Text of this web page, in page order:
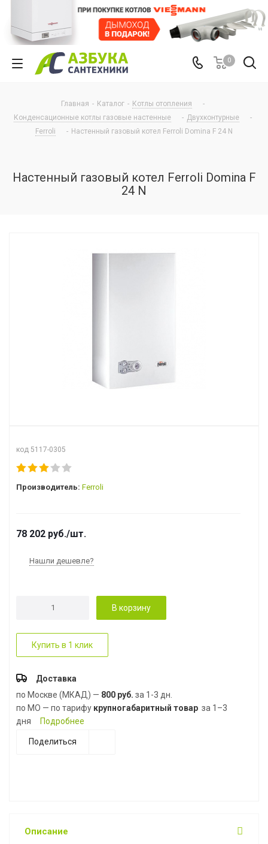
0
Главная - Каталог - Котлы отопления
-
Конденсационные котлы газовые настенные
- Двухконтурные
-
Ferroli
- Настенный газовый котел Ferroli Domina F 24 N
Настенный газовый котел Ferroli Domina F
24 N
код 5117-0305
Производитель: Ferroli
78 202 руб./шт.
Нашли дешевле?
В корзину
Купить в 1 клик
Доставка
по Москве (МКАД) — 800 руб. за 1-3 дн.
по МО — по тарифу крупногабаритный товар за 1–3
дня
Подробнее
Поделиться
Описание